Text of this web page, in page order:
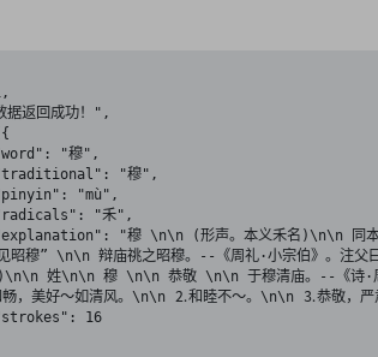
昭穆” \n\n 辩庙祧之昭穆。--《周礼·小宗伯》。
)\n\n 姓\n\n 穆 \n\n 恭敬 \n\n 于穆清庙。--《诗·
美好～如清风。\n\n ⒉和睦不～。\n\n ⒊恭敬，严